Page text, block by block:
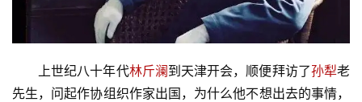
上世纪八十年代林斤澜到天津开会，顺便拜访了孙犁老
先生，问起作协组织作家出国，为什么他不想出去的事情，